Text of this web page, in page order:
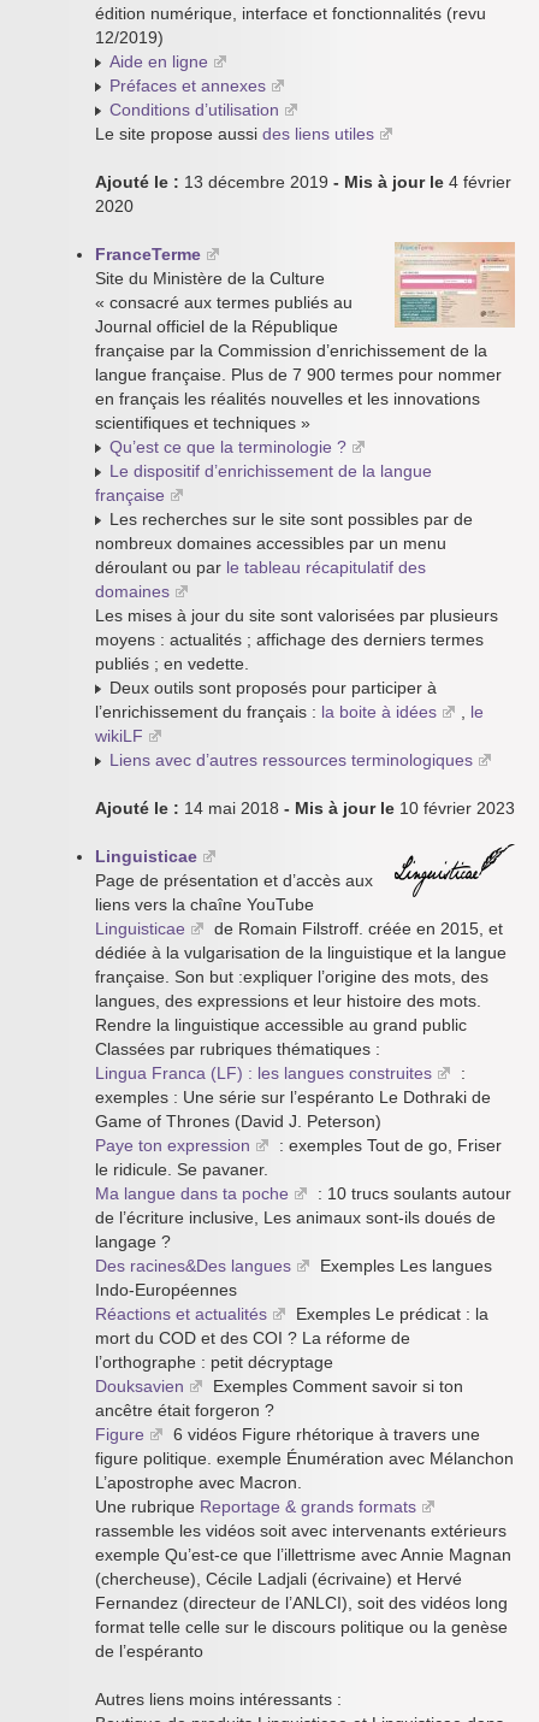
édition numérique, interface et fonctionnalités (revu
12/2019)
Aide en ligne
Préfaces et annexes
Conditions d’utilisation
Le site propose aussi des liens utiles
Ajouté le : 13 décembre 2019 - Mis à jour le 4 février
2020
FranceTerme
Site du Ministère de la Culture
« consacré aux termes publiés au
Journal officiel de la République
française par la Commission d’enrichissement de la
langue française. Plus de 7 900 termes pour nommer
en français les réalités nouvelles et les innovations
scientifiques et techniques »
Qu’est ce que la terminologie ?
Le dispositif d’enrichissement de la langue
française
Les recherches sur le site sont possibles par de
nombreux domaines accessibles par un menu
déroulant ou par le tableau récapitulatif des
domaines
Les mises à jour du site sont valorisées par plusieurs
moyens : actualités ; affichage des derniers termes
publiés ; en vedette.
Deux outils sont proposés pour participer à
l’enrichissement du français : la boite à idées
le
wikiLF
Liens avec d’autres ressources terminologiques
Ajouté le : 14 mai 2018 - Mis à jour le 10 février 2023
Linguisticae
Page de présentation et d’accès aux
liens vers la chaîne YouTube
Linguisticae
de Romain Filstroff. créée en 2015, et
dédiée à la vulgarisation de la linguistique et la langue
française. Son but :expliquer l’origine des mots, des
langues, des expressions et leur histoire des mots.
Rendre la linguistique accessible au grand public
Classées par rubriques thématiques :
Lingua Franca (LF) : les langues construites
:
exemples : Une série sur l’espéranto Le Dothraki de
Game of Thrones (David J. Peterson)
Paye ton expression
: exemples Tout de go, Friser
le ridicule. Se pavaner.
Ma langue dans ta poche
: 10 trucs soulants autour
de l’écriture inclusive, Les animaux sont-ils doués de
langage ?
Des racines&Des langues
Exemples Les langues
Indo-Européennes
Réactions et actualités
Exemples Le prédicat : la
mort du COD et des COI ? La réforme de
l’orthographe : petit décryptage
Douksavien
Exemples Comment savoir si ton
ancêtre était forgeron ?
Figure
6 vidéos Figure rhétorique à travers une
figure politique. exemple Énumération avec Mélanchon
L’apostrophe avec Macron.
Une rubrique Reportage & grands formats
rassemble les vidéos soit avec intervenants extérieurs
exemple Qu’est-ce que l’illettrisme avec Annie Magnan
(chercheuse), Cécile Ladjali (écrivaine) et Hervé
Fernandez (directeur de l’ANLCI), soit des vidéos long
format telle celle sur le discours politique ou la genèse
de l’espéranto
Autres liens moins intéressants :